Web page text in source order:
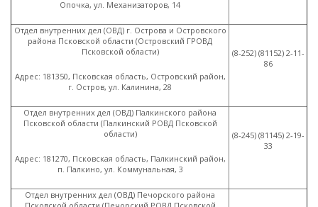
Опочка, ул. Механизаторов, 14
Отдел внутренних дел (ОВД) г. Острова и Островского
района Псковской области (Островский ГРОВД
Псковской области)
Адрес: 181350, Псковская область, Островский район,
г. Остров, ул. Калинина, 28
(8-252) (81152) 2-11-
86
Отдел внутренних дел (ОВД) Палкинского района
Псковской области (Палкинский РОВД Псковской
области)
Адрес: 181270, Псковская область, Палкинский район,
п. Палкино, ул. Коммунальная, 3
(8-245) (81145) 2-19-
33
Отдел внутренних дел (ОВД) Печорского района